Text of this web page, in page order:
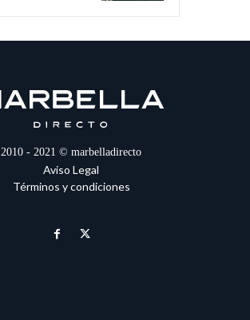
2010 - 2021 © marbelladirecto
Aviso Legal
Términos y condiciones